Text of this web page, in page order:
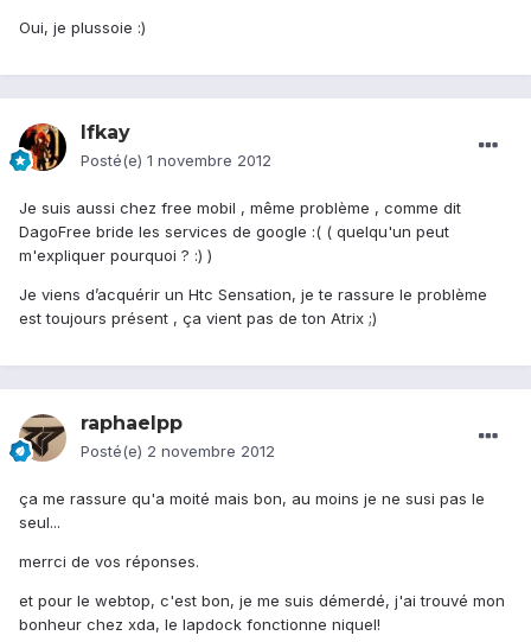
Oui, je plussoie :)
Ifkay
Posté(e) 1 novembre 2012
Je suis aussi chez free mobil , même problème , comme dit
DagoFree bride les services de google :( ( quelqu'un peut
m'expliquer pourquoi ? :) )
Je viens d’acquérir un Htc Sensation, je te rassure le problème
est toujours présent , ça vient pas de ton Atrix ;)
raphaelpp
Posté(e) 2 novembre 2012
ça me rassure qu'a moité mais bon, au moins je ne susi pas le
seul...
merrci de vos réponses.
et pour le webtop, c'est bon, je me suis démerdé, j'ai trouvé mon
bonheur chez xda, le lapdock fonctionne niquel!